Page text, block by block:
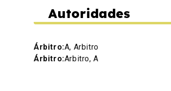
Autoridades
Árbitro:A, Arbitro
Árbitro:Arbitro, A